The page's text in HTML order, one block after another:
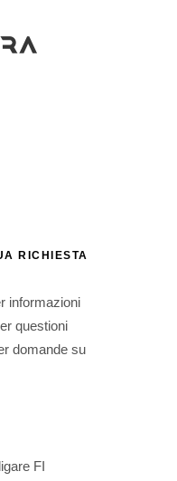
RICHIESTA
informazioni
questioni
domande su
FI